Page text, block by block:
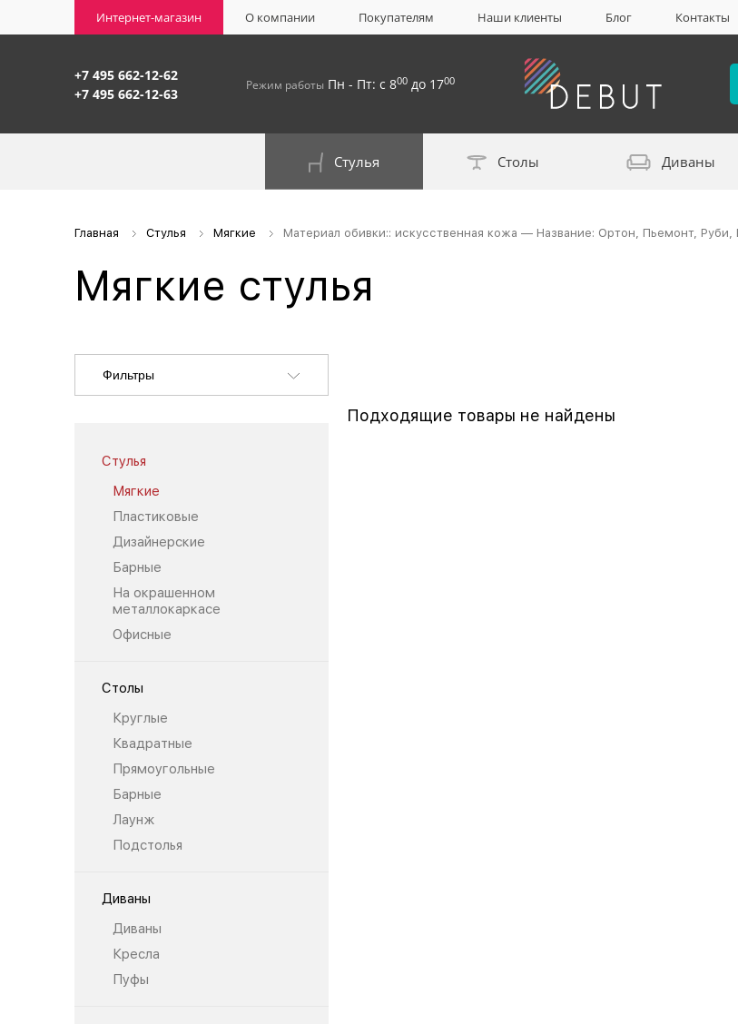
Интернет-магазин О компании Покупателям Наши клиенты Блог Контакты
+7 495 662-12-62
+7 495 662-12-63
Режим работы Пн - Пт: с 800 до 1700
Стулья Столы Диваны
Главная Стулья Мягкие Материал обивки:: искусственная кожа — Название: Ортон, Пьемонт, Руби,
Мягкие стулья
Фильтры
Стулья
Мягкие
Пластиковые
Дизайнерские
Барные
На окрашенном
металлокаркасе
Офисные
Столы
Круглые
Квадратные
Прямоугольные
Барные
Лаунж
Подстолья
Диваны
Диваны
Кресла
Пуфы
Подходящие товары не найдены